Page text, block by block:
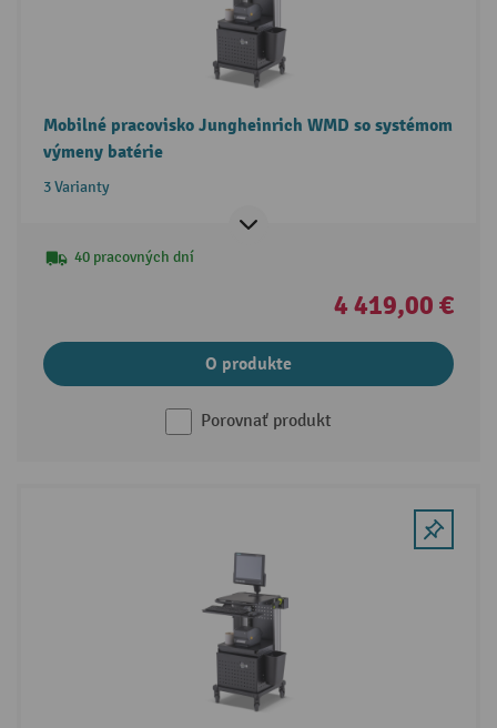
Mobilné pracovisko Jungheinrich WMD so systémom
výmeny batérie
3 Varianty
40 pracovných dní
4 419,00 €
O produkte
Porovnať produkt